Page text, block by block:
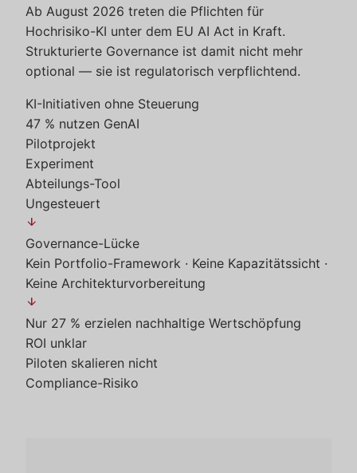
Ab August 2026 treten die Pflichten für
Hochrisiko-KI unter dem EU AI Act in Kraft.
Strukturierte Governance ist damit nicht mehr
optional — sie ist regulatorisch verpflichtend.
KI-Initiativen ohne Steuerung
47 % nutzen GenAI
Pilotprojekt
Experiment
Abteilungs-Tool
Ungesteuert
arrow_downward
Governance-Lücke
Kein Portfolio-Framework · Keine Kapazitätssicht ·
Keine Architekturvorbereitung
arrow_downward
Nur 27 % erzielen nachhaltige Wertschöpfung
ROI unklar
Piloten skalieren nicht
Compliance-Risiko